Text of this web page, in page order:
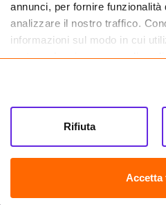
annunci, per fornire
analizzare il nostro traffico.
informazioni sul modo in cui
partner che si occupano di
informazioni che hai fornito loro
tuo utilizzo dei loro servizi.
Accetta
Rifiuta
Farma.it S.a.s. P. IVA 07417261216 REA: NA-
CREDITS
Sede legale Via delle Repubbliche Marinare